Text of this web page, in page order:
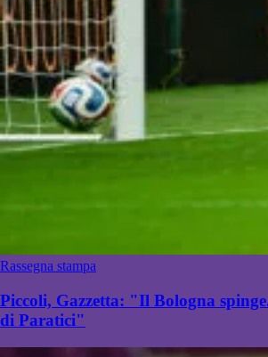
Rassegna stampa
Piccoli, Gazzetta: "Il Bologna
di Paratici"